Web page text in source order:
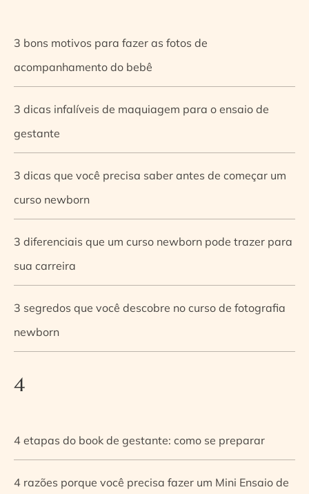
3 bons motivos para fazer as fotos de
acompanhamento do bebê
3 dicas infalíveis de maquiagem para o ensaio de
gestante
3 dicas que você precisa saber antes de começar um
curso newborn
3 diferenciais que um curso newborn pode trazer para
sua carreira
3 segredos que você descobre no curso de fotografia
newborn
4
4 etapas do book de gestante: como se preparar
4 razões porque você precisa fazer um Mini Ensaio de